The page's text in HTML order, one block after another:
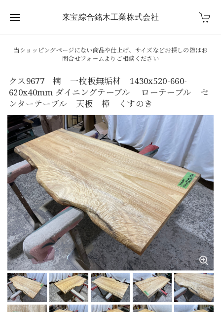
来宝綜合銘木工業株式会社
当ショッピングページにない商品や仕上げ、サイズなどお探しの際はお
問合せフォームよりご相談ください
クス9677 楠 一枚板無垢材 1430x520-660-
620x40mm ダイニングテーブル ローテーブル セ
ンターテーブル 天板 樟 くすのき